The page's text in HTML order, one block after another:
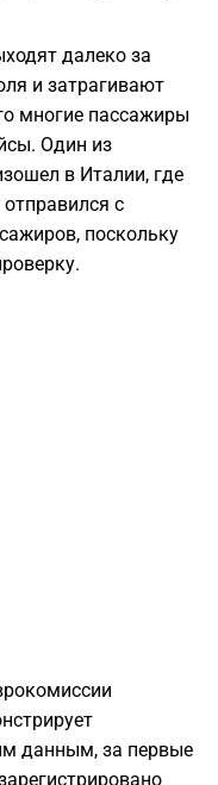
далеко за
и затрагивают
многие пассажиры
Один из
в Италии, где
с
поскольку
данным, за первые